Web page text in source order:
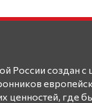
России создан с
ценностей, где